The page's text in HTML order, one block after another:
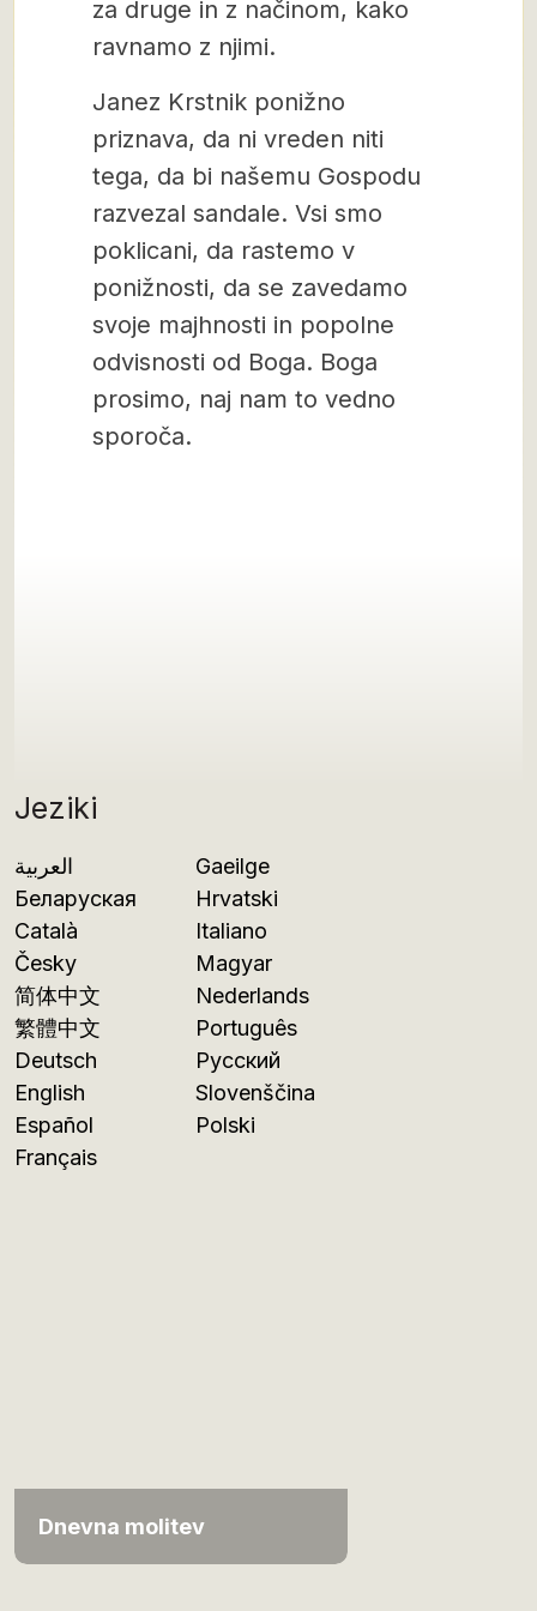
Jeziki
العربية
Беларуская
Català
Česky
简体中文
繁體中文
Deutsch
English
Español
Français
Gaeilge
Hrvatski
Italiano
Magyar
Nederlands
Português
Русский
Slovenščina
Polski
Dnevna molitev
za druge in z načinom, kako
ravnamo z njimi.
Janez Krstnik ponižno
priznava, da ni vreden niti
tega, da bi našemu Gospodu
razvezal sandale. Vsi smo
poklicani, da rastemo v
ponižnosti, da se zavedamo
svoje majhnosti in popolne
odvisnosti od Boga. Boga
prosimo, naj nam to vedno
sporoča.